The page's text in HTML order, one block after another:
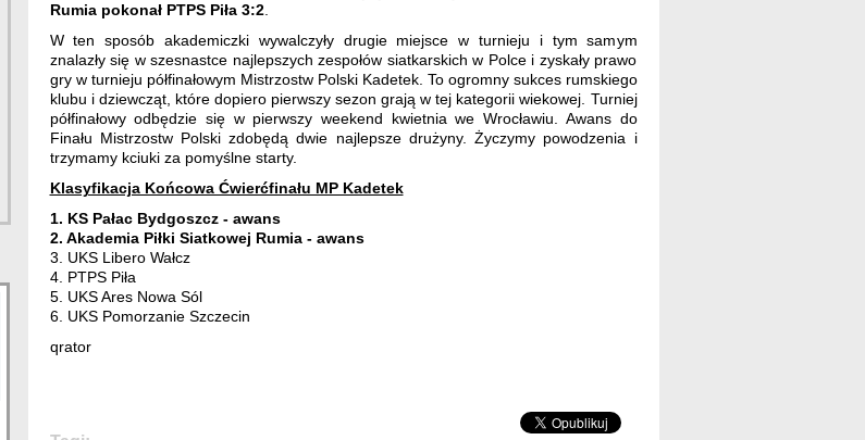
Rumia pokonał PTPS Piła 3:2.
W ten sposób akademiczki wywalczyły drugie miejsce w turnieju i tym samym
znalazły się w szesnastce najlepszych zespołów siatkarskich w Polce i zyskały prawo
gry w turnieju półfinałowym Mistrzostw Polski Kadetek. To ogromny sukces rumskiego
klubu i dziewcząt, które dopiero pierwszy sezon grają w tej kategorii wiekowej. Turniej
półfinałowy odbędzie się w pierwszy weekend kwietnia we Wrocławiu. Awans do
Finału Mistrzostw Polski zdobędą dwie najlepsze drużyny. Życzymy powodzenia i
trzymamy kciuki za pomyślne starty.
Klasyfikacja Końcowa Ćwierćfinału MP Kadetek
1. KS Pałac Bydgoszcz - awans
2. Akademia Piłki Siatkowej Rumia - awans
3. UKS Libero Wałcz
4. PTPS Piła
5. UKS Ares Nowa Sól
6. UKS Pomorzanie Szczecin
qrator